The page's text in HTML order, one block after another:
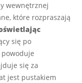
wewnętrznej
które rozpraszają
się po
się za
jest pustakiem